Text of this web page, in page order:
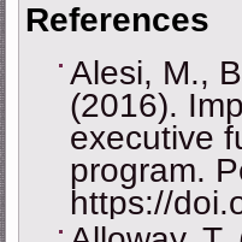
References
Alesi, M.,
(2016).
executive
program.
https://